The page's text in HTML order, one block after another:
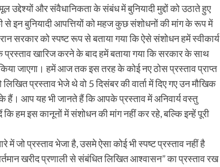
उद्देश्यों और संवैधानिकता के संबंध में बुनियादी मुद्दों को उठाते हुए
इन बुनियादी आपत्तियों को महज कुछ संशोधनों की मांग के रूप में
सरकार को स्पष्ट रूप से बताया गया कि ऐसे संशोधन हमें स्वीकार्य
खारिज करने के बाद हमें बताया गया कि सरकार के साथ
जाएगा। हमें आज तक इस तरह के कोई नए ठोस प्रस्ताव प्राप्त
प्रस्ताव भेजे थे वो 5 दिसंबर की वार्ता में दिए गए उन मौखिक
हैं। आप यह भी जानते हैं कि आपके प्रस्ताव में अनिवार्य वस्तु
हम इस कानूनों में संशोधन की मांग नहीं कर रहे, बल्कि इन्हें पूरी
जो प्रस्ताव भेजा है, उसमे ऐसा कोई भी स्पष्ट प्रस्ताव नहीं है
खरीद प्रणाली से संबंधित लिखित आश्वासन” का प्रस्ताव रख